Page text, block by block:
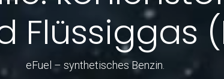
Flüssiggas
eFuel – synthetisches Benzin.